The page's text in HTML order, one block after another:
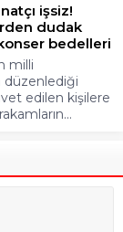
işsiz!
dudak
bedelleri
milli
düzenlediği
edilen kişilere